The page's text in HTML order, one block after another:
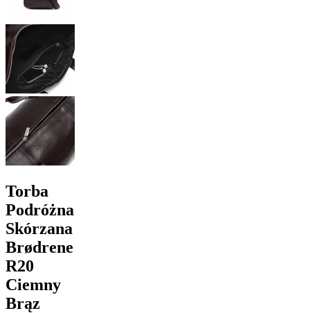
Torba
Podróżna
Skórzana
Brødrene
R20
Ciemny
Brąz